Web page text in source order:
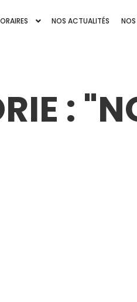
NOS ACTUALITÉS
: "